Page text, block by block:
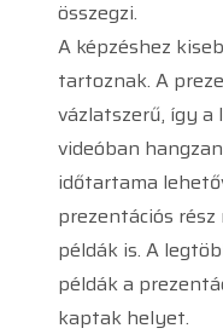
összegzi.
A képzéshez
tartoznak. A
vázlatszerű, így a
videóban
időtartama
prezentációs
példák is. A
példák a
kaptak helyet.